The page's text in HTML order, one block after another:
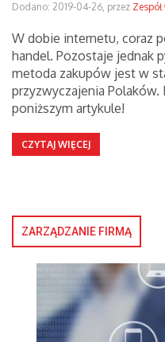
Dodano: 2019-04-26, przez
W dobie internetu, coraz
handel. Pozostaje jednak
metoda zakupów jest w
przyzwyczajenia
poniższym artykule!
CZYTAJ WIĘCEJ
ZARZĄDZANIE FIRMĄ